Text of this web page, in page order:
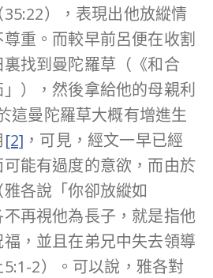
），表現出他放縱情
重。而較早前呂便在收割
找到曼陀羅草（《和合
），然後拿給他的母親利
這曼陀羅草大概有增進生
[2] ，可見，經文一早已經
能有過度的意欲，而由於
各說「你卻放縱如
再視他為長子，就是指他
，並且在弟兄中失去領導
2）。可以說，雅各對